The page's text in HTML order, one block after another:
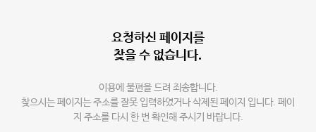
요청하신 페이지를
찾을 수 없습니다.
이용에 불편을 드려 죄송합니다.
찾으시는 페이지는 주소를 잘못 입력하였거나 삭제된 페이지 입니다. 페이
지 주소를 다시 한 번 확인해 주시기 바랍니다.